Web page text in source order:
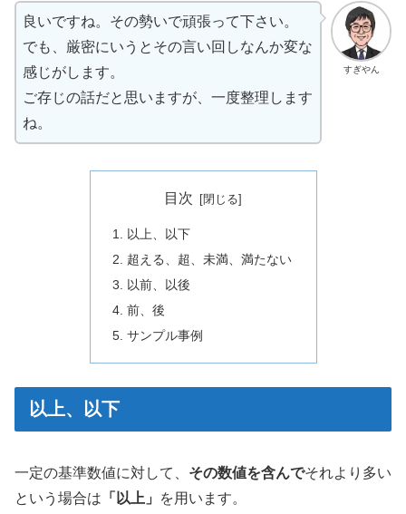
すぎやん
良いですね。その勢いで頑張って下さい。
でも、厳密にいうとその言い回しなんか変な
感じがします。
ご存じの話だと思いますが、一度整理します
ね。
目次
以上、以下
超える、超、未満、満たない
以前、以後
前、後
サンプル事例
以上、以下
一定の基準数値に対して、 その数値を含んでそれより多い
という場合は 「以上」 を用います。